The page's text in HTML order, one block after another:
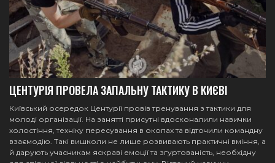
ЦЕНТУРІЯ ПРОВЕЛА ЗАПАЛЬНУ ТАКТИКУ В КИЄВІ
Київський осередок Центурії провів тренування з тактики для
молоді організації. На занятті присутні вдосконалили навички
холостіння, техніку пересування в окопах та відточили командну
взаємодію. Такі вишколи не лише розвивають практичні вміння, а
й дарують учасникам яскраві емоції та згуртованість, необхідну